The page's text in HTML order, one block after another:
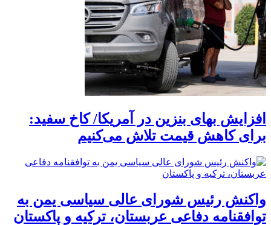
افزایش بهای بنزین در آمریکا/ کاخ سفید:
برای کاهش قیمت تلاش می‌کنیم
واکنش رئیس شورای عالی سیاسی یمن به
توافقنامه دفاعی عربستان، ترکیه و پاکستان